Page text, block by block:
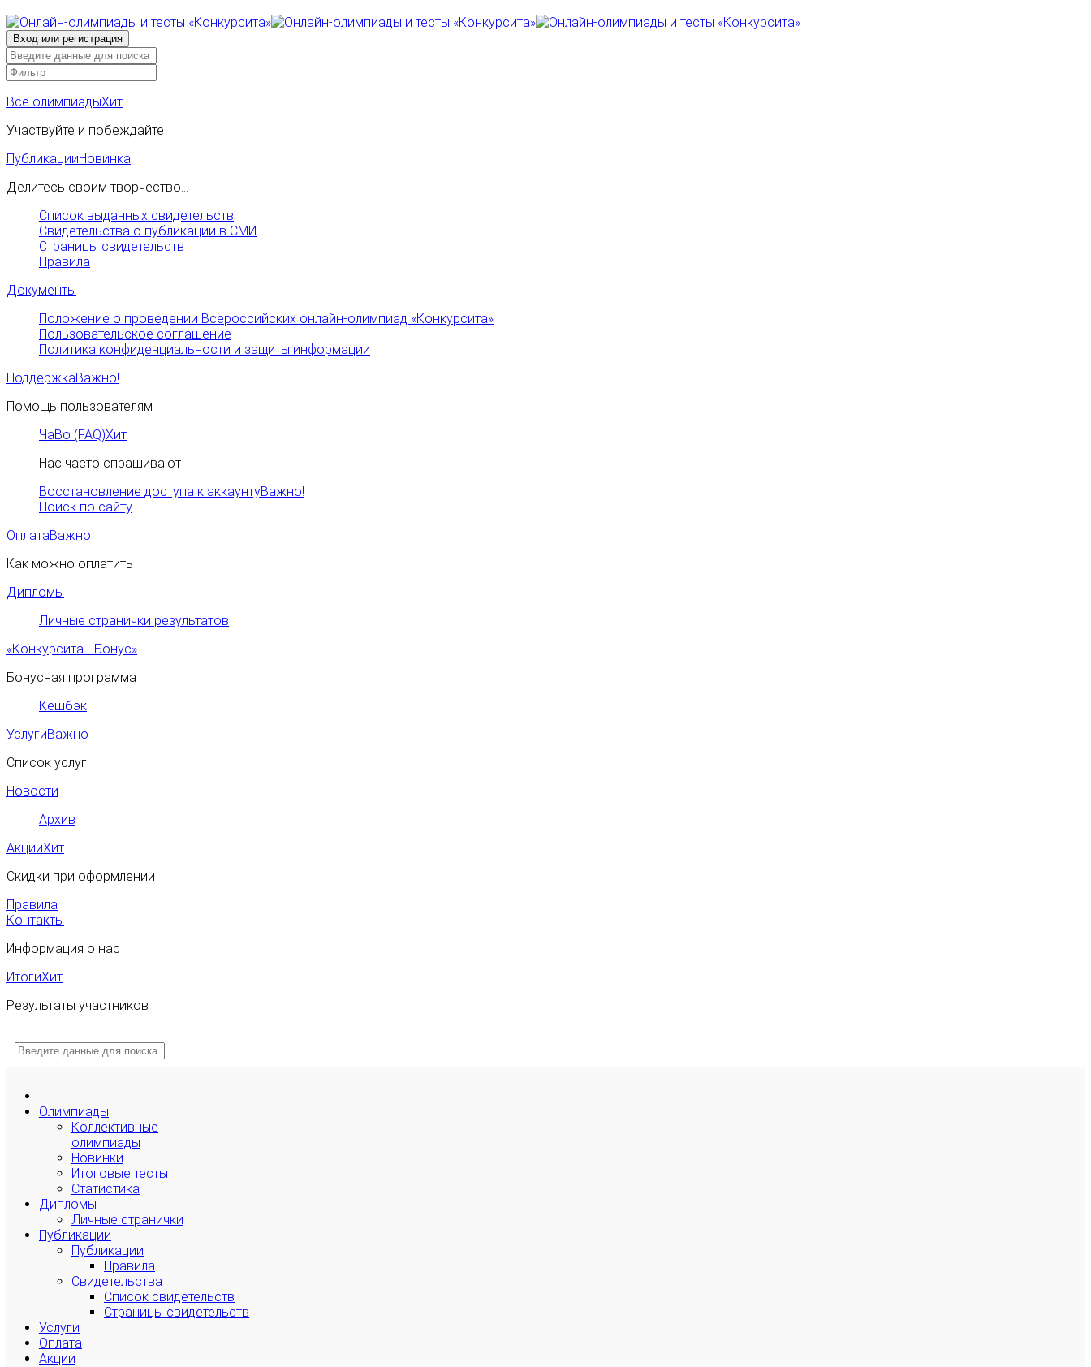
Все олимпиадыХит
Участвуйте и побеждайте
ПубликацииНовинка
Делитесь своим творчество...
Список выданных свидетельств
Свидетельства о публикации в СМИ
Страницы свидетельств
Правила
Документы
Положение о проведении Всероссийских онлайн-олимпиад «Конкурсита»
Пользовательское соглашение
Политика конфиденциальности и защиты информации
ПоддержкаВажно!
Помощь пользователям
ЧаВо (FAQ)Хит
Нас часто спрашивают
Восстановление доступа к аккаунтуВажно!
Поиск по сайту
ОплатаВажно
Как можно оплатить
Дипломы
Личные странички результатов
«Конкурсита - Бонус»
Бонусная программа
Кешбэк
УслугиВажно
Список услуг
Новости
Архив
АкцииХит
Скидки при оформлении
Правила
Контакты
Информация о нас
ИтогиХит
Результаты участников
Олимпиады
Коллективные
олимпиады
Новинки
Итоговые тесты
Статистика
Дипломы
Личные странички
Публикации
Публикации
Правила
Свидетельства
Список свидетельств
Страницы свидетельств
Услуги
Оплата
Акции